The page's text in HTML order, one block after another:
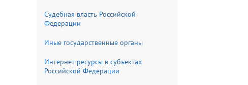
Судебная власть Российской
Федерации
Иные государственные органы
Интернет-ресурсы в субъектах
Российской Федерации